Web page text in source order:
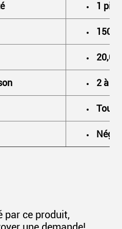
1
20,00
2 à 3
Tout
par ce produit,